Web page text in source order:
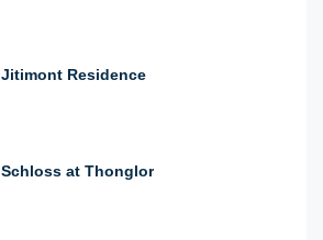
Jitimont Residence
Schloss at Thonglor